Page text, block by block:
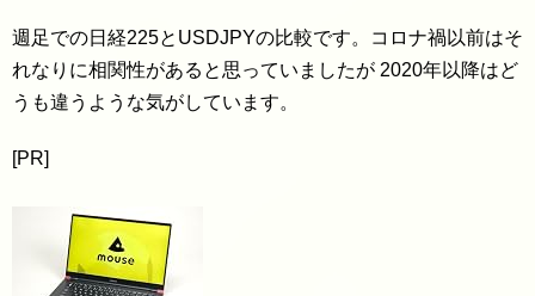
週足での日経225とUSDJPYの比較です。コロナ禍以前はそ
れなりに相関性があると思っていましたが 2020年以降はど
うも違うような気がしています。
[PR]